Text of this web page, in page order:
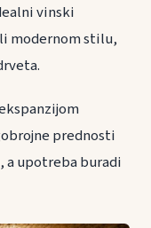
vinski
modernom stilu,
prednosti
a upotreba buradi